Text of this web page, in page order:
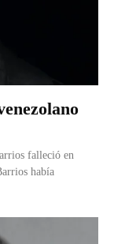
falleció en
había